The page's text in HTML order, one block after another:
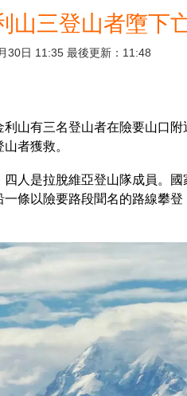
山三登山者墮下
30日 11:35 最後更新：11:48
利山有三名登山者在險要山口
者獲救。
四人是拉脫維亞登山隊成員。
一條以險要路段聞名的路線攀